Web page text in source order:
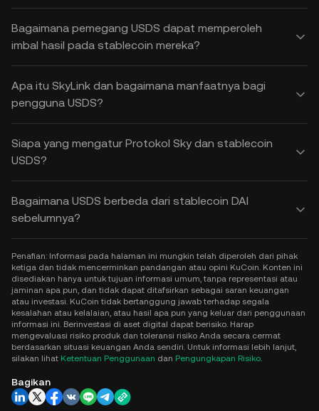
Bagaimana pemegang USDS dapat memperoleh
imbal hasil pada stablecoin mereka?
Apa itu SkyLink dan bagaimana manfaatnya bagi
pengguna USDS?
Siapa yang mengatur Protokol Sky dan stablecoin
USDS?
Bagaimana USDS berbeda dari stablecoin DAI
sebelumnya?
Penafian: Informasi pada halaman ini mungkin telah diperoleh dari pihak
ketiga dan tidak mencerminkan pandangan atau opini KuCoin. Konten ini
disediakan hanya untuk tujuan informasi umum, tanpa representasi atau
jaminan apa pun, dan tidak dapat ditafsirkan sebagai saran keuangan
atau investasi. KuCoin tidak bertanggung jawab terhadap segala
kesalahan atau kelalaian, atau hasil apa pun yang keluar dari penggunaan
informasi ini. Berinvestasi di aset digital dapat berisiko. Harap
mengevaluasi risiko produk dan toleransi risiko Anda secara cermat
berdasarkan situasi keuangan Anda sendiri. Untuk informasi lebih lanjut,
silakan lihat Ketentuan Penggunaan dan Pengungkapan Risiko.
Bagikan